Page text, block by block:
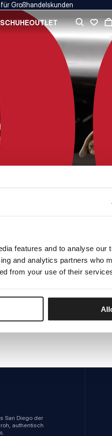
features and to analyse our
and analytics partners who
from your use of their
Großhandelskunden
OUTLET
San Diego der
authentisch